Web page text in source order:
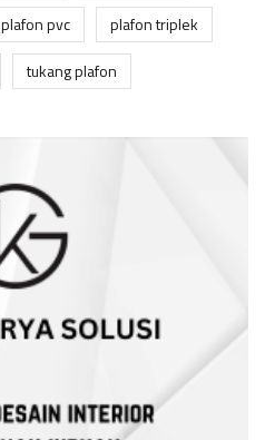
plafon pvc
plafon triplek
tukang plafon